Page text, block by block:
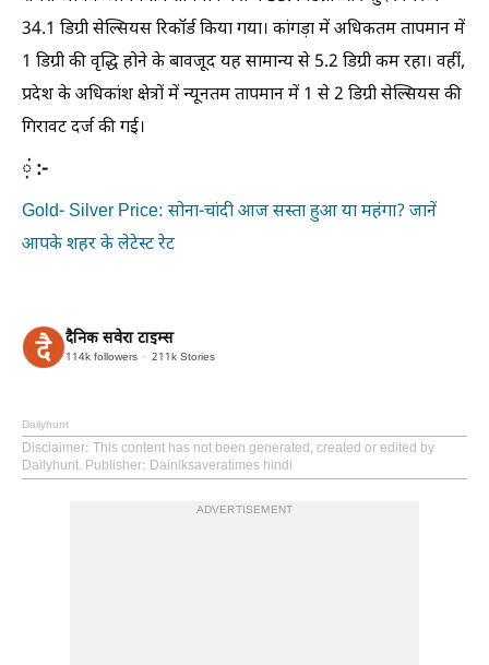
34.1 डिग्री सेल्सियस रिकॉर्ड किया गया। कांगड़ा में अधिकतम तापमान में
1 डिग्री की वृद्धि होने के बावजूद यह सामान्य से 5.2 डिग्री कम रहा। वहीं,
प्रदेश के अधिकांश क्षेत्रों में न्यूनतम तापमान में 1 से 2 डिग्री सेल्सियस की
गिरावट दर्ज की गई।
़ं :-
Gold- Silver Price: सोना-चांदी आज सस्ता हुआ या महंगा? जानें
आपके शहर के लेटेस्ट रेट
दैनिक सवेरा टाइम्स
114k followers 211k Stories
Dailyhunt
Disclaimer: This content has not been generated, created or edited by
Dailyhunt. Publisher: Dainiksaveratimes hindi
ADVERTISEMENT